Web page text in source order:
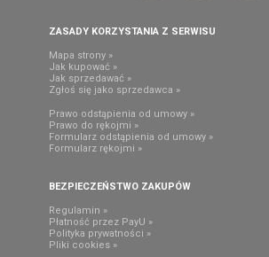
ZASADY KORZYSTANIA Z SERWISU
Mapa strony »
Jak kupować »
Jak sprzedawać »
Zgłoś się jako sprzedawca »
Prawo odstąpienia od umowy »
Prawo do rękojmi »
Formularz odstąpienia od umowy »
Formularz rękojmi »
BEZPIECZEŃSTWO ZAKUPÓW
Regulamin »
Płatność przez PayU »
Polityka prywatności »
Pliki cookies »